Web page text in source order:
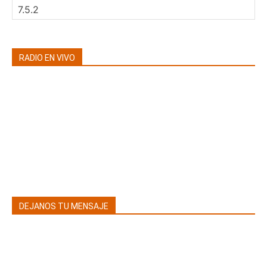
RADIO EN VIVO
DEJANOS TU MENSAJE